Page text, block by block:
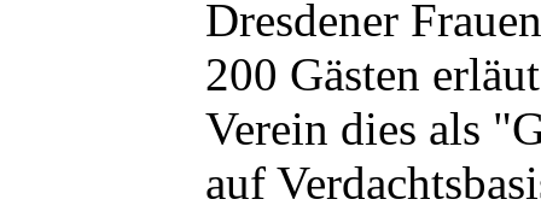
Dresdener
200 Gästen
Verein dies als
auf